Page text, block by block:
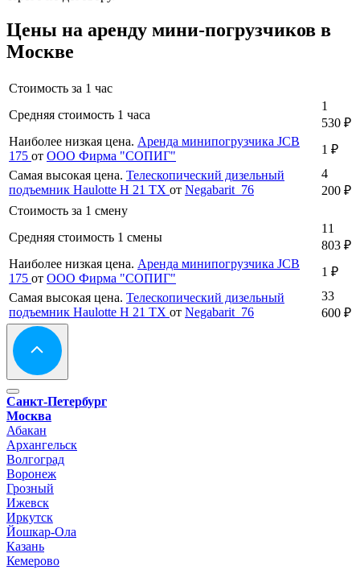
Цены на аренду мини-погрузчиков в
Москве
Стоимость за 1 час
Средняя стоимость 1 часа
1
530 ₽
Наиболее низкая цена. Аренда минипогрузчика JCB
175 от ООО Фирма "СОПИГ"
1 ₽
Самая высокая цена. Телескопический дизельный
подъемник Haulotte H 21 TX от Negabarit_76
4
200 ₽
Стоимость за 1 смену
Средняя стоимость 1 смены
11
803 ₽
Наиболее низкая цена. Аренда минипогрузчика JCB
175 от ООО Фирма "СОПИГ"
1 ₽
Самая высокая цена. Телескопический дизельный
подъемник Haulotte H 21 TX от Negabarit_76
33
600 ₽
Санкт-Петербург
Москва
Абакан
Архангельск
Волгоград
Воронеж
Грозный
Ижевск
Иркутск
Йошкар-Ола
Казань
Кемерово